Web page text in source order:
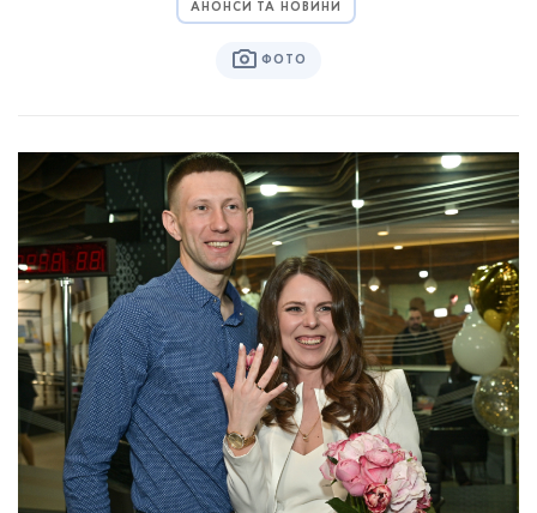
АНОНСИ ТА НОВИНИ
ФОТО